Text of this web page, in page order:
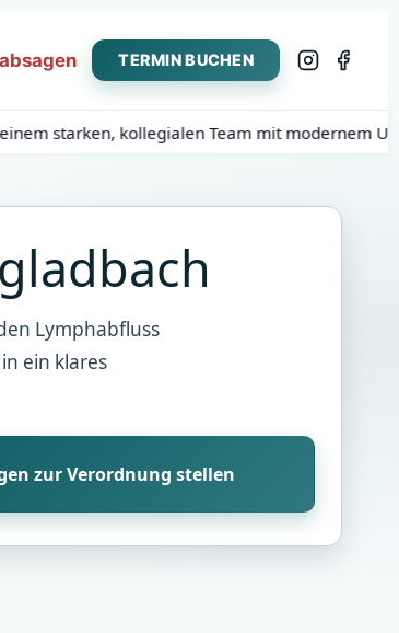
TERMIN BUCHEN
starken, kollegialen Team mit modernem Umfeld.
Lymphabfluss
ein klares
zur Verordnung stellen